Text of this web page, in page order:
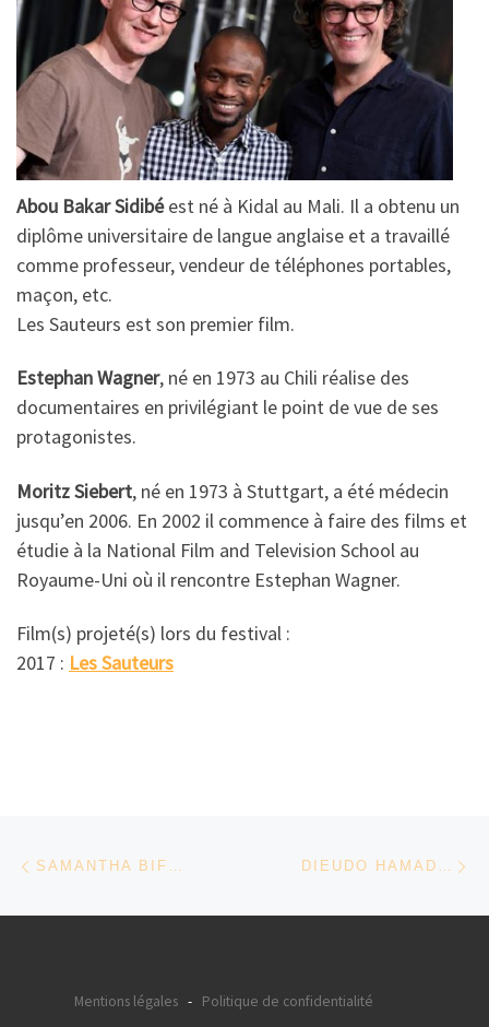
Abou Bakar Sidibéest né à Kidal au Mali. Il a obtenu un
diplôme universitaire de langue anglaise et a travaillé
comme professeur, vendeur de téléphones portables,
maçon, etc.
Les Sauteurs est son premier film.
Estephan Wagner, né en 1973 au Chili réalise des
documentaires en privilégiant le point de vue de ses
protagonistes.
Moritz Siebert, né en 1973 à Stuttgart, a été médecin
jusqu’en 2006. En 2002 il commence à faire des films et
étudie à la National Film and Television School au
Royaume-Uni où il rencontre Estephan Wagner.
Film(s) projeté(s) lors du festival :
2017 : Les Sauteurs
Parcourir les articles
Mentions légales- Politique de confidentialité